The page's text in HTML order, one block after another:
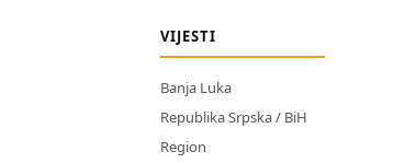
VIJESTI
Banja Luka
Republika Srpska / BiH
Region